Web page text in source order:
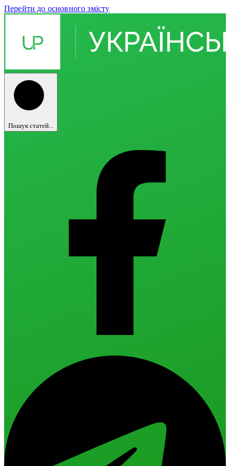
Перейти до основного змісту
Пошук статей...